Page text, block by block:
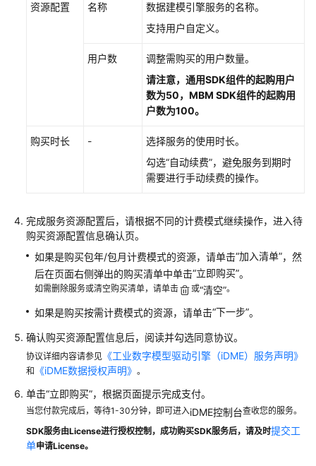
资源配置 名称 数据建模引擎服务的名称。
支持用户自定义。
用户数
调整需购买的用户数量。
请注意， 通用SDK组件的起购用户
数为50，MBM SDK组件的起购用
户数为100。
购买时长 -
选择服务的使用时长。
勾选“自动续费”，避免服务到期时
需要进行手动续费的操作。
完成服务资源配置后，请根据不同的计费模式继续操作，进入待
购买资源配置信息确认页。
如果是购买包年/包月计费模式的资源，请单击“加入清单”，然
后在页面右侧弹出的购买清单中单击“立即购买”。
如需删除服务或清空购买清单，请单击 或“清空”。
如果是购买按需计费模式的资源，请单击“下一步”。
确认购买资源配置信息后，阅读并勾选同意协议。
协议详细内容请参见 《工业数字模型驱动引擎（iDME）服务声明》
和 《iDME数据授权声明》 。
单击“立即购买”，根据页面提示完成支付。
当您付款完成后，等待1-30分钟，即可进入iDME控制台查收您的服务。
SDK服务由License进行授权控制，成功购买SDK服务后，请及时提交工
单申请License。